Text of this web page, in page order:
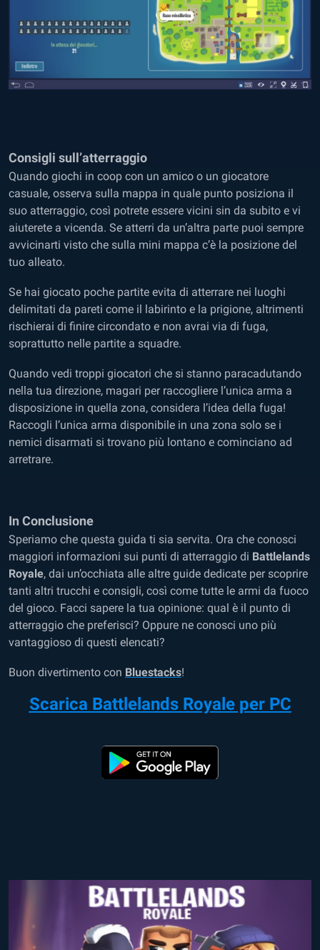
Consigli sull’atterraggio
Quando giochi in coop con un amico o un giocatore
casuale, osserva sulla mappa in quale punto posiziona il
suo atterraggio, così potrete essere vicini sin da subito e vi
aiuterete a vicenda. Se atterri da un’altra parte puoi sempre
avvicinarti visto che sulla mini mappa c’è la posizione del
tuo alleato.
Se hai giocato poche partite evita di atterrare nei luoghi
delimitati da pareti come il labirinto e la prigione, altrimenti
rischierai di finire circondato e non avrai via di fuga,
soprattutto nelle partite a squadre.
Quando vedi troppi giocatori che si stanno paracadutando
nella tua direzione, magari per raccogliere l’unica arma a
disposizione in quella zona, considera l’idea della fuga!
Raccogli l’unica arma disponibile in una zona solo se i
nemici disarmati si trovano più lontano e cominciano ad
arretrare.
In Conclusione
Speriamo che questa guida ti sia servita. Ora che conosci
maggiori informazioni sui punti di atterraggio di Battlelands
Royale, dai un’occhiata alle altre guide dedicate per scoprire
tanti altri trucchi e consigli, così come tutte le armi da fuoco
del gioco. Facci sapere la tua opinione: qual è il punto di
atterraggio che preferisci? Oppure ne conosci uno più
vantaggioso di questi elencati?
Buon divertimento con Bluestacks!
Scarica Battlelands Royale per PC